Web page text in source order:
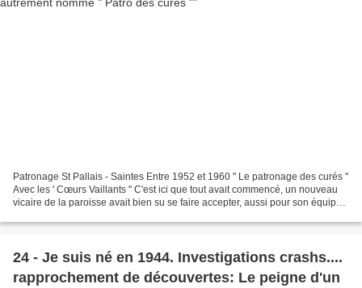
Patronage St Pallais - Saintes Entre 1952 et 1960 " Le patronage des curés "
Avec les ' Cœurs Vaillants " C'est ici que tout avait commencé, un nouveau
vicaire de la paroisse avait bien su se faire accepter, aussi pour son équipe
24 - Je suis né en 1944. Investigations crashs....
rapprochement de découvertes: Le peigne d'un